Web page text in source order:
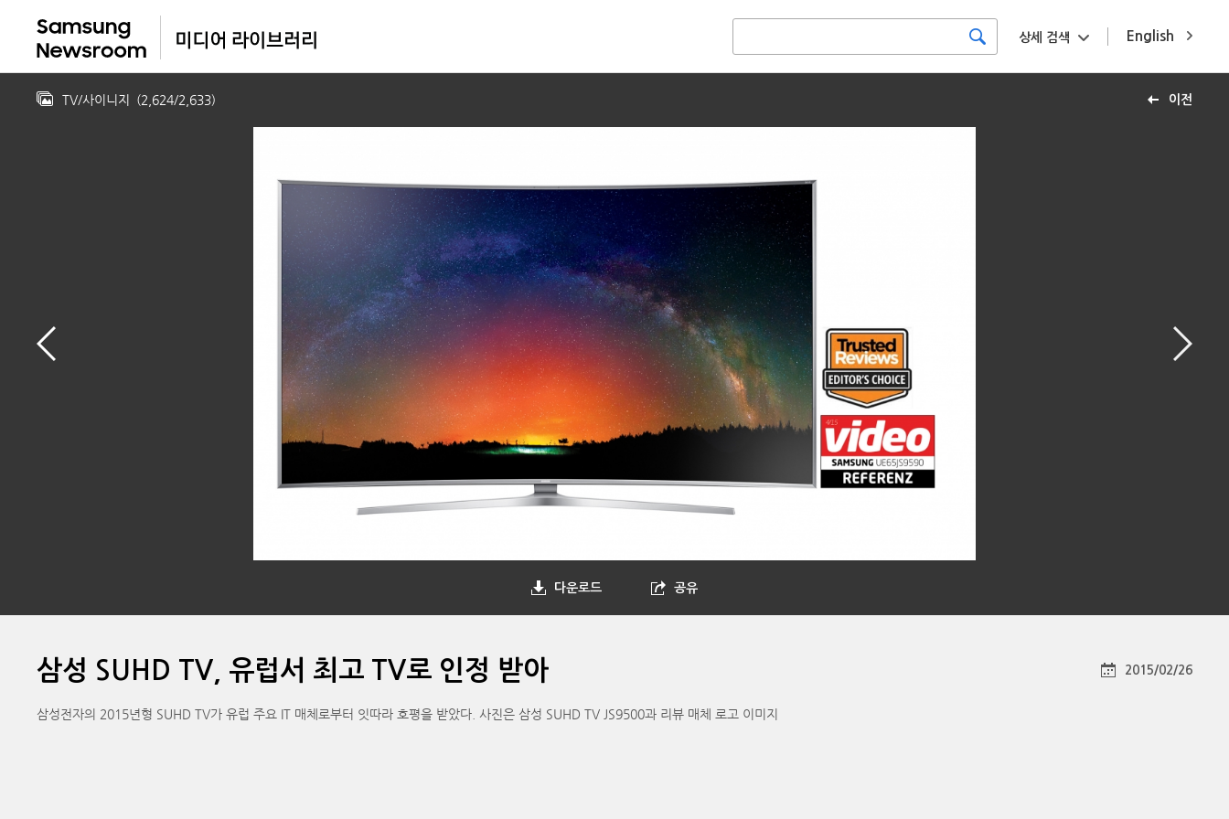
English
상세 검색
이전
TV/사이니지 (2,624/2,633)
다운로드 공유
삼성 SUHD TV, 유럽서 최고 TV로 인정 받아 2015/02/26
삼성전자의 2015년형 SUHD TV가 유럽 주요 IT 매체로부터 잇따라 호평을 받았다. 사진은 삼성 SUHD TV JS9500과 리뷰 매체 로고 이미지